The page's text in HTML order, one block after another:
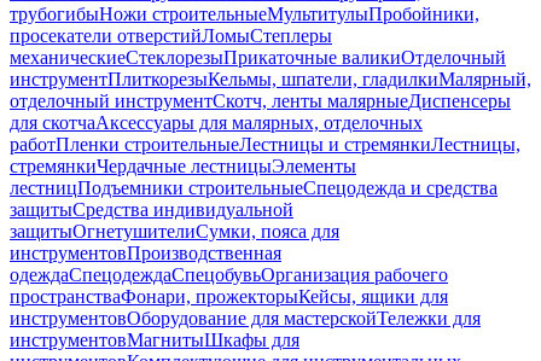
трубогибыНожи строительныеМультитулыПробойники,
просекатели отверстийЛомыСтеплеры
механическиеСтеклорезыПрикаточные валикиОтделочный
инструментПлиткорезыКельмы, шпатели, гладилкиМалярный,
отделочный инструментСкотч, ленты малярныеДиспенсеры
для скотчаАксессуары для малярных, отделочных
работПленки строительныеЛестницы и стремянкиЛестницы,
стремянкиЧердачные лестницыЭлементы
лестницПодъемники строительныеСпецодежда и средства
защитыСредства индивидуальной
защитыОгнетушителиСумки, пояса для
инструментовПроизводственная
одеждаСпецодеждаСпецобувьОрганизация рабочего
пространстваФонари, прожекторыКейсы, ящики для
инструментовОборудование для мастерскойТележки для
инструментовМагнитыШкафы для